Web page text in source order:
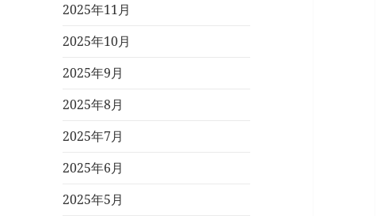
2025年11月
2025年10月
2025年9月
2025年8月
2025年7月
2025年6月
2025年5月